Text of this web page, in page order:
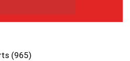
965